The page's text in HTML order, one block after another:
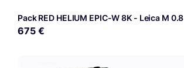
Pack RED HELIUM EPIC-W 8K - Leica M 0.8
675 €